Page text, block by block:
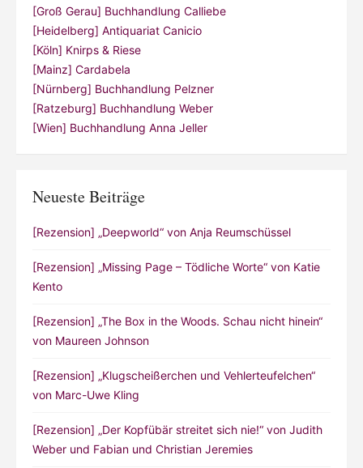
[Groß Gerau] Buchhandlung Calliebe
[Heidelberg] Antiquariat Canicio
[Köln] Knirps & Riese
[Mainz] Cardabela
[Nürnberg] Buchhandlung Pelzner
[Ratzeburg] Buchhandlung Weber
[Wien] Buchhandlung Anna Jeller
Neueste Beiträge
[Rezension] „Deepworld“ von Anja Reumschüssel
[Rezension] „Missing Page – Tödliche Worte“ von Katie
Kento
[Rezension] „The Box in the Woods. Schau nicht hinein“
von Maureen Johnson
[Rezension] „Klugscheißerchen und Vehlerteufelchen“
von Marc-Uwe Kling
[Rezension] „Der Kopfübär streitet sich nie!“ von Judith
Weber und Fabian und Christian Jeremies